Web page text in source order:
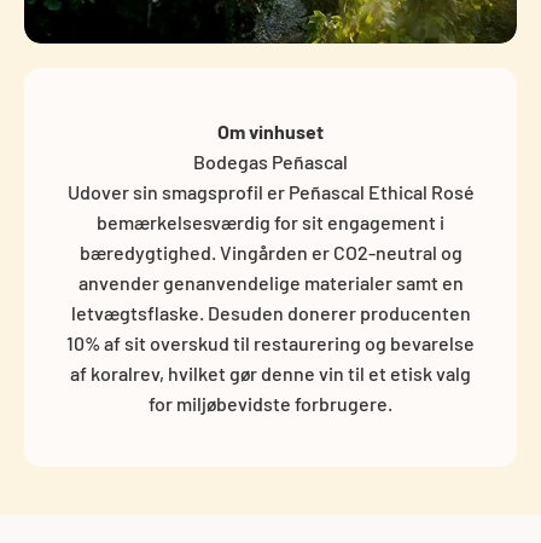
Om vinhuset
Bodegas Peñascal
Udover sin smagsprofil er Peñascal Ethical Rosé
bemærkelsesværdig for sit engagement i
bæredygtighed. Vingården er CO2-neutral og
anvender genanvendelige materialer samt en
letvægtsflaske. Desuden donerer producenten
10% af sit overskud til restaurering og bevarelse
af koralrev, hvilket gør denne vin til et etisk valg
for miljøbevidste forbrugere.